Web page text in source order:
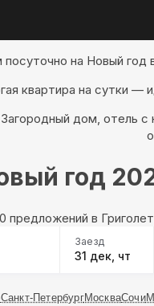
на Новый
квартира на сутки
дом,
год
0 предложений в
Заезд
31 дек, чт
Санкт-ПетербургМоскваСочи